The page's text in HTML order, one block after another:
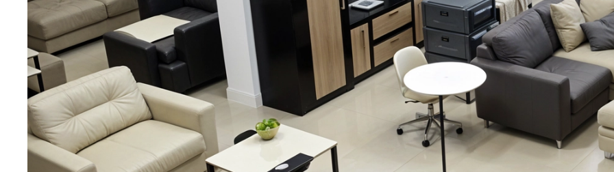
Оплачивайте сегодня только25% картой любого
Получайте товарвыбранный способом
% будутсписываться